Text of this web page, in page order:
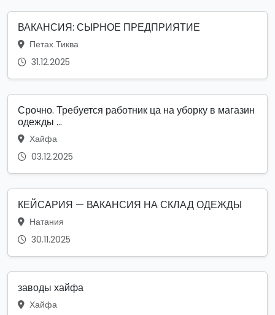
ВАКАНСИЯ: СЫРНОЕ ПРЕДПРИЯТИЕ
Петах Тиква
31.12.2025
Срочно. Требуется работник ца на уборку в магазин
одежды ...
Хайфа
03.12.2025
КЕЙСАРИЯ — ВАКАНСИЯ НА СКЛАД ОДЕЖДЫ
Натания
30.11.2025
заводы хайфа
Хайфа